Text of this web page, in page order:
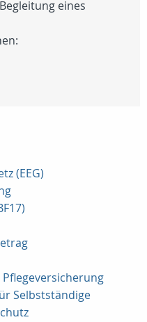
eines
(EEG)
Selbstständige